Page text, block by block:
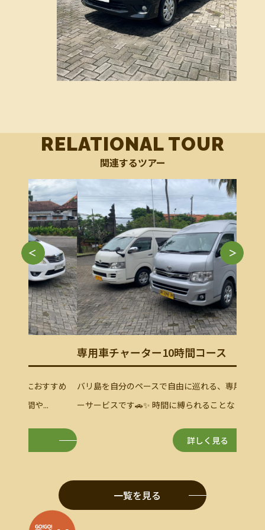
RELATIONAL TOUR
関連するツアー
専用車チャーター10時間コース
バリ島を自分のペースで自由に巡れる、専用車チャータ
ーサービスです🚗✨ 時間に縛られることなく...
詳しく見る
一覧を見る